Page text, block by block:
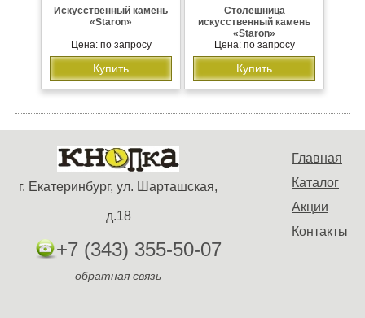
Искусственный камень
«Staron»
Цена: по запросу
Купить
Столешница
искусственный камень
«Staron»
Цена: по запросу
Купить
Главная
Каталог
Акции
Контакты
г. Екатеринбург, ул. Шарташская,
д.18
+7 (343) 355-50-07
обратная связь